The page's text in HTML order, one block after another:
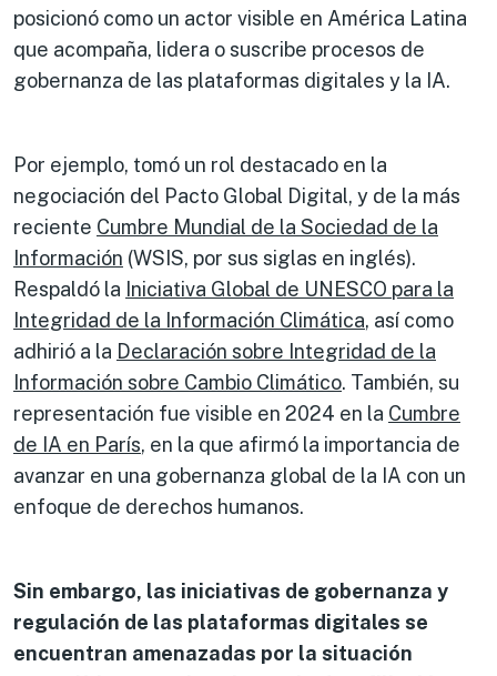
posicionó como un actor visible en América Latina
que acompaña, lidera o suscribe procesos de
gobernanza de las plataformas digitales y la IA.
Por ejemplo, tomó un rol destacado en la
negociación del Pacto Global Digital, y de la más
reciente Cumbre Mundial de la Sociedad de la
Información (WSIS, por sus siglas en inglés).
Respaldó la Iniciativa Global de UNESCO para la
Integridad de la Información Climática, así como
adhirió a la Declaración sobre Integridad de la
Información sobre Cambio Climático. También, su
representación fue visible en 2024 en la Cumbre
de IA en París, en la que afirmó la importancia de
avanzar en una gobernanza global de la IA con un
enfoque de derechos humanos.
Sin embargo, las iniciativas de gobernanza y
regulación de las plataformas digitales se
encuentran amenazadas por la situación